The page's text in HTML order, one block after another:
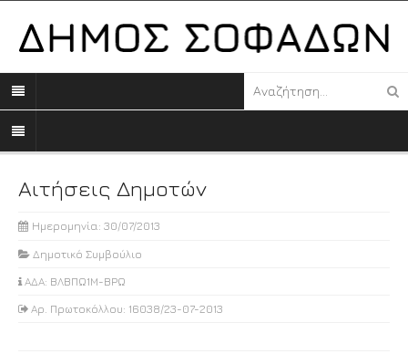
Αιτήσεις Δημοτών
Ημερομηνία: 30/07/2013
Δημοτικό Συμβούλιο
ΑΔΑ: ΒΛΒΠΩ1Μ-ΒΡΩ
Αρ. Πρωτοκόλλου: 16038/23-07-2013